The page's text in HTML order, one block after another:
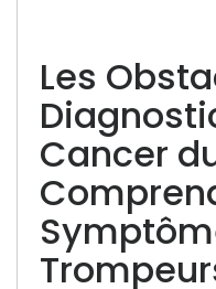
Les
Cancer